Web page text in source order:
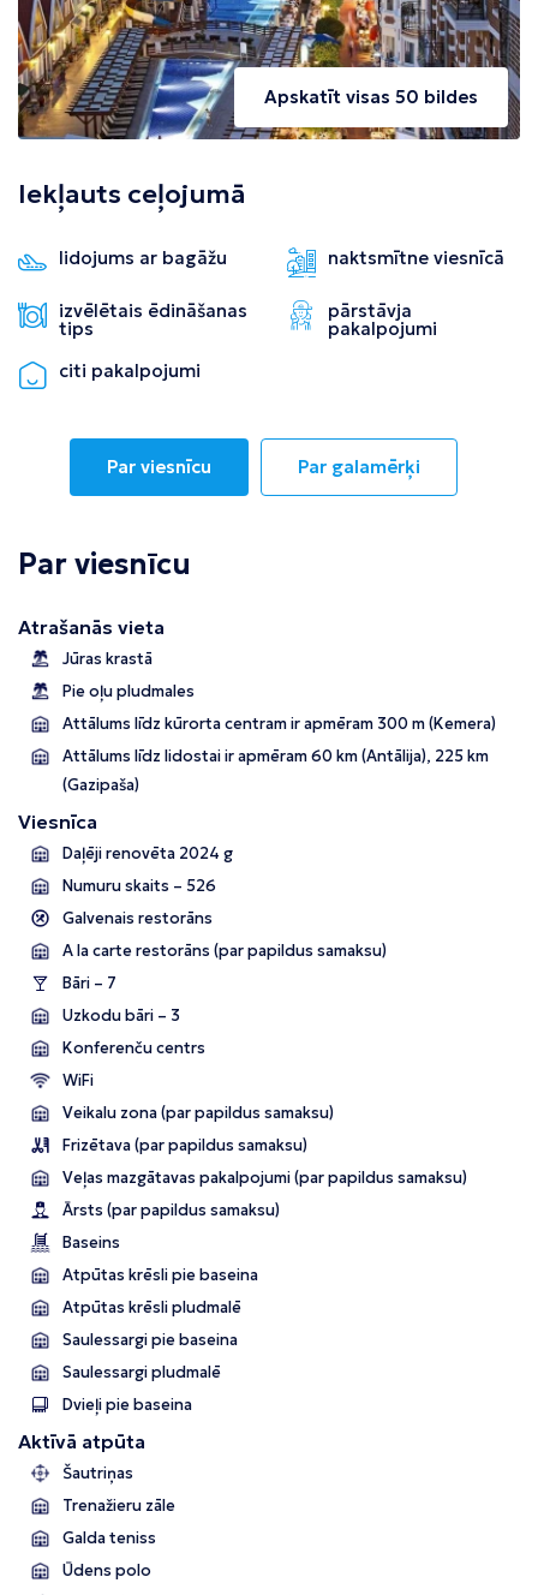
Apskatīt visas 50 bildes
Iekļauts ceļojumā
lidojums ar bagāžu naktsmītne viesnīcā
izvēlētais ēdināšanas
tips
pārstāvja
pakalpojumi
citi pakalpojumi
Par viesnīcu Par galamērķi
Par viesnīcu
Atrašanās vieta
Jūras krastā
Pie oļu pludmales
Attālums līdz kūrorta centram ir apmēram 300 m (Kemera)
Attālums līdz lidostai ir apmēram 60 km (Antālija), 225 km
(Gazipaša)
Viesnīca
Daļēji renovēta 2024 g
Numuru skaits – 526
Galvenais restorāns
A la carte restorāns (par papildus samaksu)
Bāri – 7
Uzkodu bāri – 3
Konferenču centrs
WiFi
Veikalu zona (par papildus samaksu)
Frizētava (par papildus samaksu)
Veļas mazgātavas pakalpojumi (par papildus samaksu)
Ārsts (par papildus samaksu)
Baseins
Atpūtas krēsli pie baseina
Atpūtas krēsli pludmalē
Saulessargi pie baseina
Saulessargi pludmalē
Dvieļi pie baseina
Aktīvā atpūta
Šautriņas
Trenažieru zāle
Galda teniss
Ūdens polo